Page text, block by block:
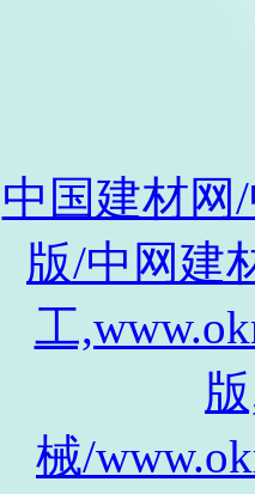
中国建材网
版/中网建
工
械/